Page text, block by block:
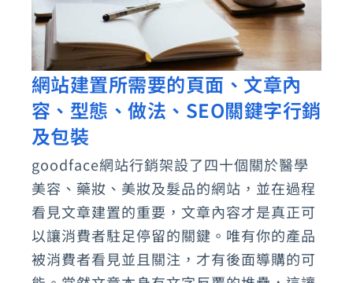
軍
精
神
經
營
粉
絲
團
網站建置所需要的頁面、文章內
容、型態、做法、SEO關鍵字行銷
及包裝
goodface網站行銷架設了四十個關於醫學
美容、藥妝、美妝及髮品的網站，並在過程
看見文章建置的重要，文章內容才是真正可
以讓消費者駐足停留的關鍵。唯有你的產品
被消費者看見並且關注，才有後面導購的可
網
站
建
置
所
需
要
的